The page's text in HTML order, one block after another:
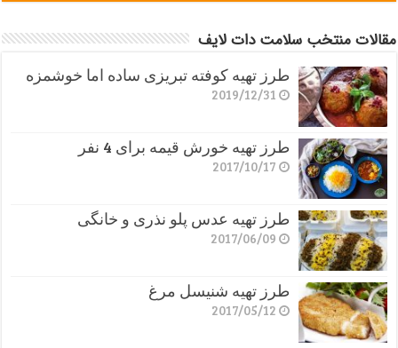
مقالات منتخب سلامت دات لایف
طرز تهیه کوفته تبریزی ساده اما خوشمزه
2019/12/31
طرز تهیه خورش قیمه برای 4 نفر
2017/10/17
طرز تهیه عدس پلو نذری و خانگی
2017/06/09
طرز تهیه شنیسل مرغ
2017/05/12